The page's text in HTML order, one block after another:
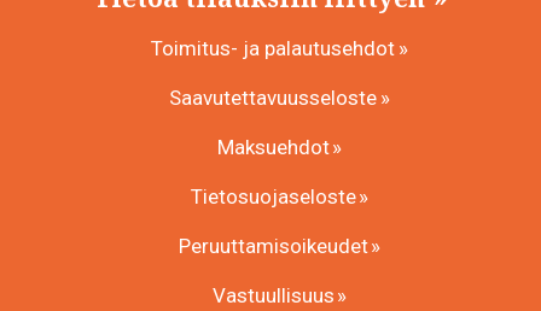
Toimitus- ja palautusehdot
Saavutettavuusseloste
Maksuehdot
Tietosuojaseloste
Peruuttamisoikeudet
Vastuullisuus